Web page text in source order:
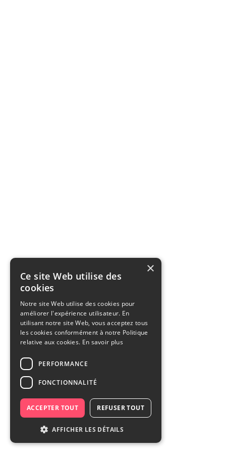
×
Ce site Web utilise des
cookies
Notre site Web utilise des cookies pour
améliorer l'expérience utilisateur. En
utilisant notre site Web, vous acceptez tous
les cookies conformément à notre Politique
relative aux cookies. En savoir plus
PERFORMANCE
FONCTIONNALITÉ
ACCEPTER TOUT REFUSER TOUT
AFFICHER LES DÉTAILS